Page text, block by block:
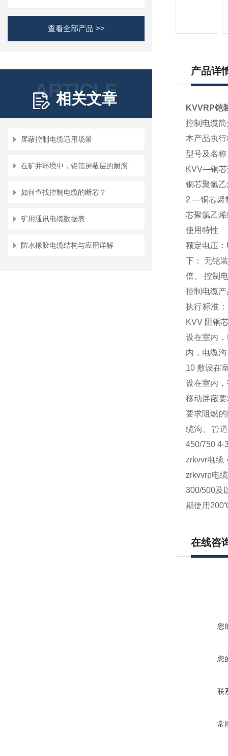
查看全部产品 >>
ARTICLE
相关文章
屏蔽控制电缆适用场景
如何查找控制电缆的断芯？
矿用通讯电缆数据表
防水橡胶电缆结构与应用详解
产品详
KVVRP铠
控制电缆简
本产品执
型号及名称
KVV—铜芯
铜芯聚氯
2 —铜芯聚
芯聚氯乙
使用特性
额定电压
下： 无铠
倍。 控制
控制电缆
执行标准
KVV 阻铜
设在室内
内，电缆
10 敷设在
设在室内
移动屏蔽
要求阻燃
缆沟、管
450/750
zrkvvr电缆
zrkvvrp电
300/500及
期使用
在线咨
您
您
联
常